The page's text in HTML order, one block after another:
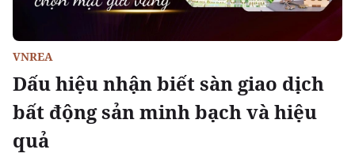
Dấu hiệu nhận biết sàn giao dịch
bất động sản minh bạch và hiệu
quả
VNREA